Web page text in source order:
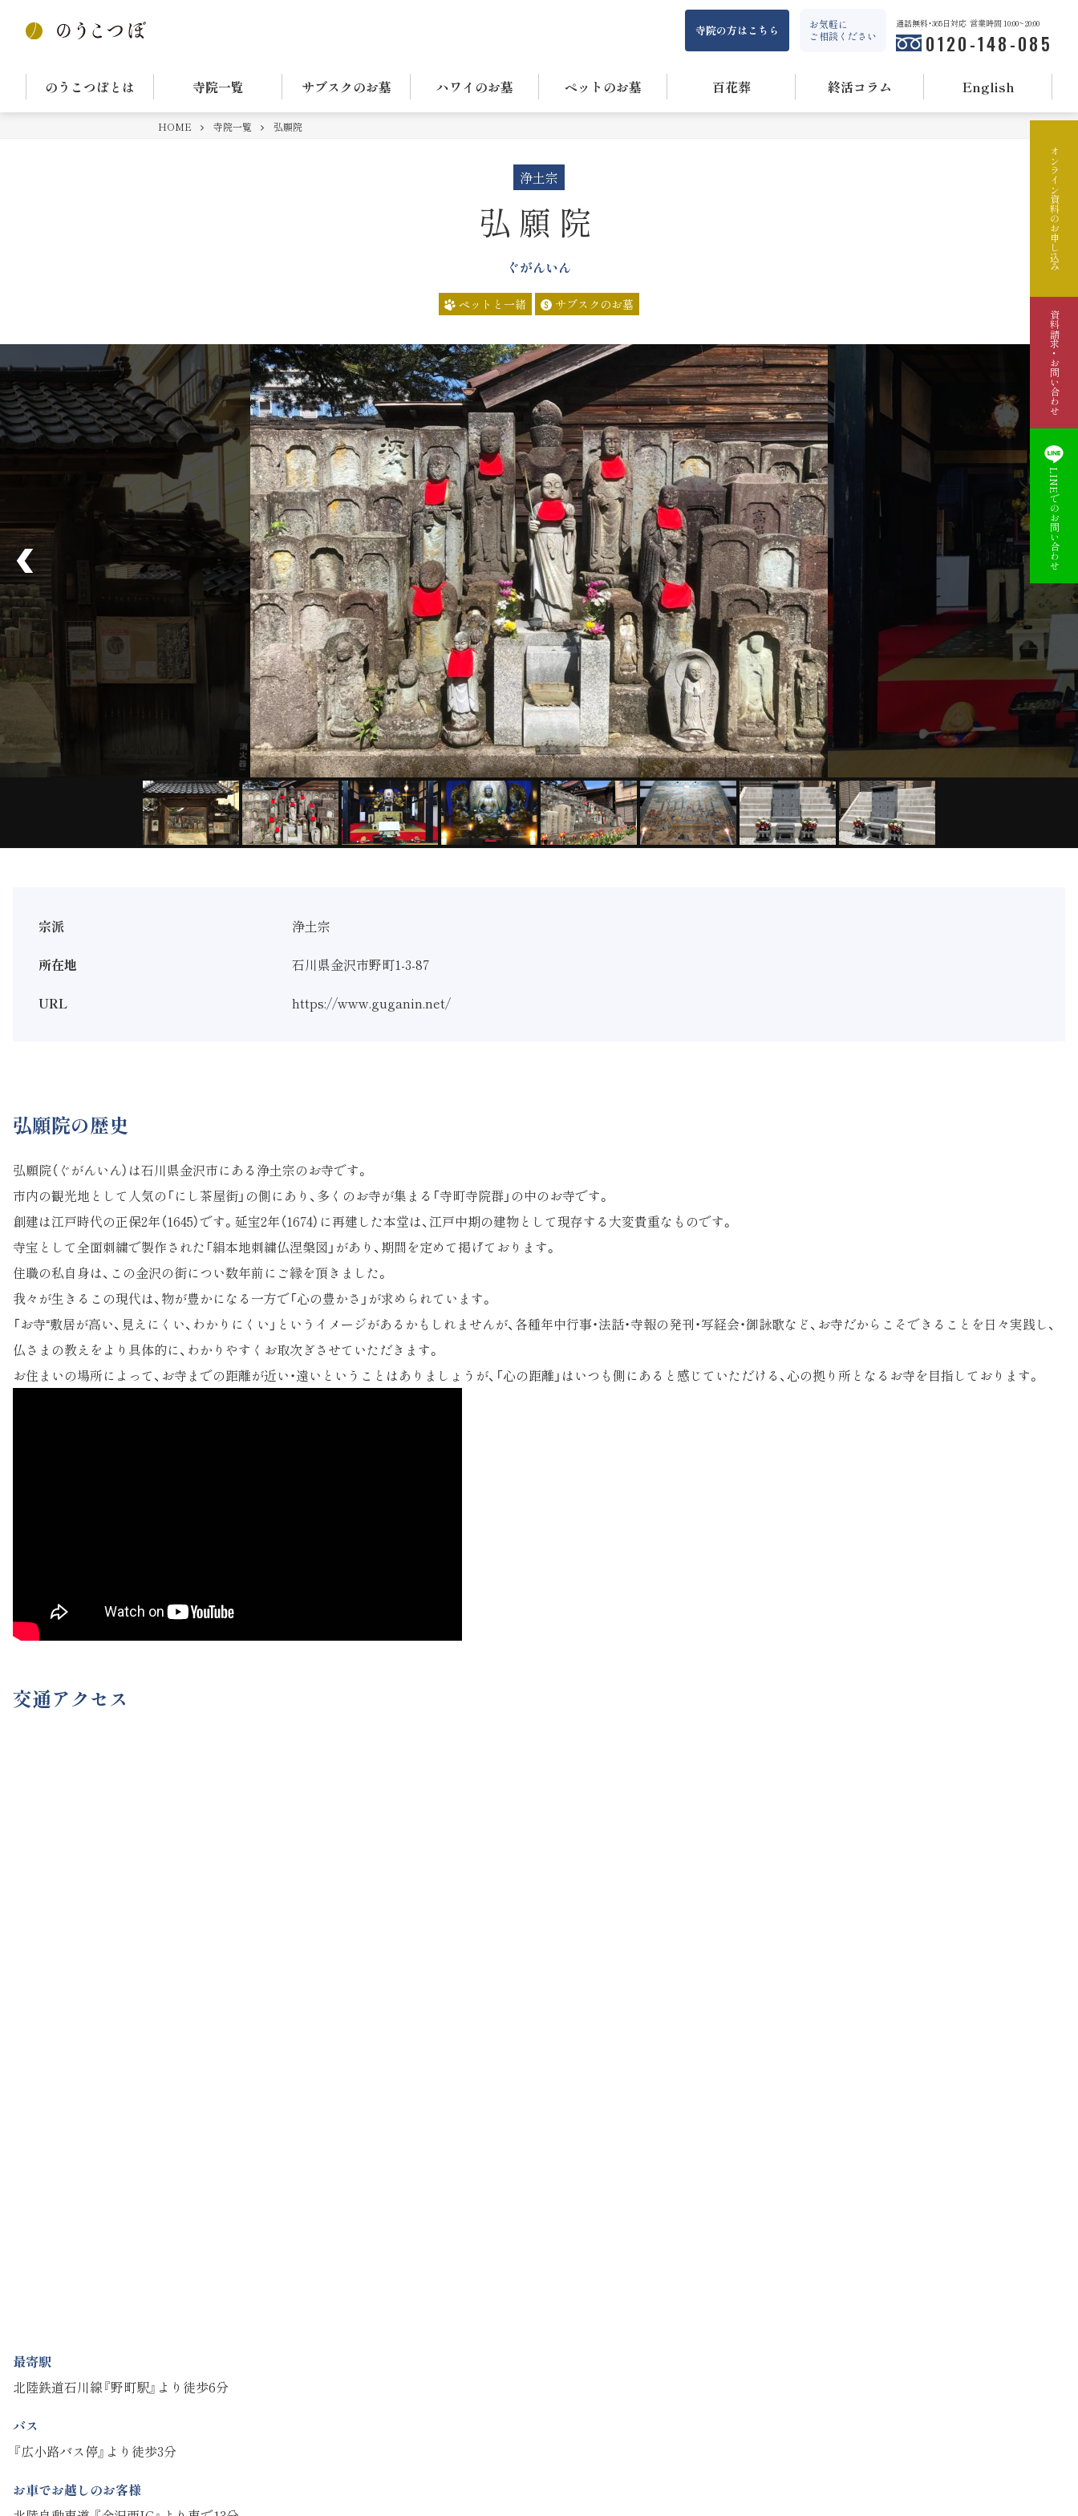
寺院の方はこちら
お気軽に
ご相談ください
通話無料・365日対応 営業時間 10:00~20:00
0120-148-085
のうこつぼとは 寺院一覧 サブスクのお墓 ハワイのお墓 ペットのお墓 百花葬 終活コラム English
HOME 寺院一覧 弘願院
浄土宗
弘願院
ぐがんいん
ペットと一緒 サブスクのお墓
宗派
浄土宗
所在地
石川県金沢市野町1-3-87
URL
https://www.guganin.net/
弘願院の歴史
弘願院（ぐがんいん）は石川県金沢市にある浄土宗のお寺です。
市内の観光地として人気の「にし茶屋街」の側にあり、多くのお寺が集まる「寺町寺院群」の中のお寺です。
創建は江戸時代の正保2年（1645）です。延宝2年（1674）に再建した本堂は、江戸中期の建物として現存する大変貴重なものです。
寺宝として全面刺繍で製作された「絹本地刺繍仏涅槃図」があり、期間を定めて掲げております。
住職の私自身は、この金沢の街につい数年前にご縁を頂きました。
我々が生きるこの現代は、物が豊かになる一方で「心の豊かさ」が求められています。
「お寺⁼敷居が高い、見えにくい、わかりにくい」というイメージがあるかもしれませんが、各種年中行事・法話・寺報の発刊・写経会・御詠歌など、お寺だからこそできることを日々実践し、
仏さまの教えをより具体的に、わかりやすくお取次ぎさせていただきます。
お住まいの場所によって、お寺までの距離が近い・遠いということはありましょうが、「心の距離」はいつも側にあると感じていただける、心の拠り所となるお寺を目指しております。
交通アクセス
最寄駅
北陸鉄道石川線『野町駅』より徒歩6分
バス
『広小路バス停』より徒歩3分
お車でお越しのお客様
オンライン資料のお申し込み
資料請求・お問い合わせ
LINEでのお問い合わせ